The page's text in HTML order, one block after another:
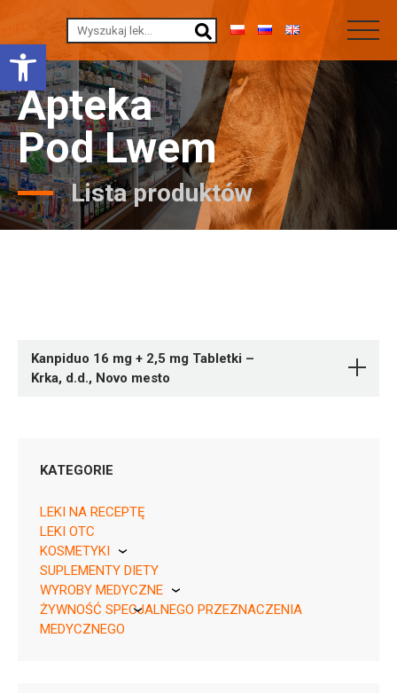
Otwórz pasek narzędzi
Apteka
Pod Lwem
Lista produktów
Kanpiduo 16 mg + 2,5 mg Tabletki –
Krka, d.d., Novo mesto
03838989773564 ¦ Rp ¦ 158900
28 tabl.
03838989773588 ¦ Rp ¦ 158901
KATEGORIE
LEKI NA RECEPTĘ
LEKI OTC
KOSMETYKI
Pierre Fabre
SUPLEMENTY DIETY
WYROBY MEDYCZNE
KikGel
ŻYWNOŚĆ SPECJALNEGO PRZEZNACZENIA
MEDYCZNEGO